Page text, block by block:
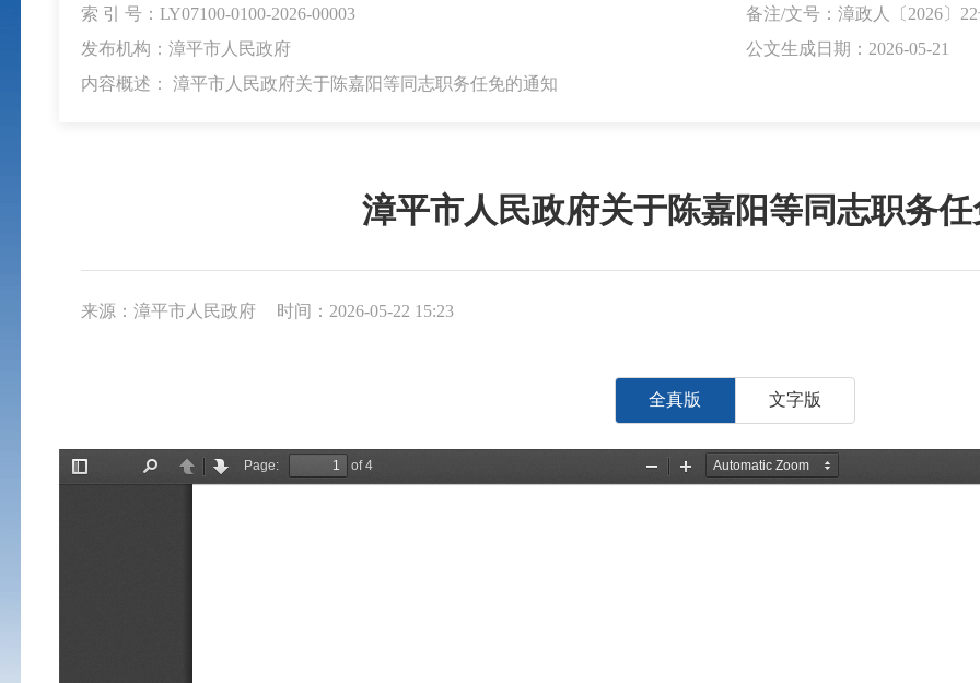
索 引 号：LY07100-0100-2026-00003
备注/文号：漳政人〔2026〕
发布机构：漳平市人民政府
公文生成日期：2026-05-21
内容概述： 漳平市人民政府关于陈嘉阳等同志职务任免的通知
漳平市人民政府关于陈嘉阳等同志职务
来源：漳平市人民政府 时间：2026-05-22 15:23
全真版 文字版